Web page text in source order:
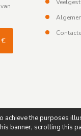
€
the purposes
banner, scrolling this